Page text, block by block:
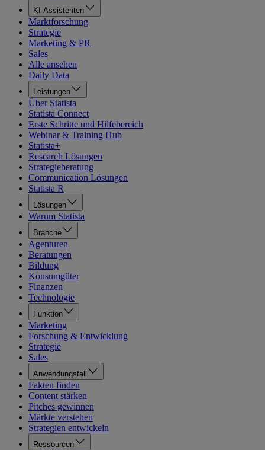
KI-Assistenten
Marktforschung
Strategie
Marketing & PR
Sales
Alle ansehen
Daily Data
Leistungen
Über Statista
Statista Connect
Erste Schritte und Hilfebereich
Webinar & Training Hub
Statista+
Research Lösungen
Strategieberatung
Communication Lösungen
Statista R
Lösungen
Warum Statista
Branche
Agenturen
Beratungen
Bildung
Konsumgüter
Finanzen
Technologie
Funktion
Marketing
Forschung & Entwicklung
Strategie
Sales
Anwendungsfall
Fakten finden
Content stärken
Pitches gewinnen
Märkte verstehen
Strategien entwickeln
Ressourcen